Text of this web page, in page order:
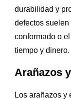
durabilidad y
defectos suelen
conformado o
tiempo y dinero.
Arañazos
Los arañazos y